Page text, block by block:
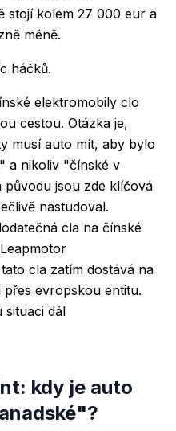
stojí kolem 27 000 eur a
méně.
háčků.
elektromobily clo
cestou. Otázka je,
musí auto mít, aby bylo
a nikoliv "čínské v
původu jsou zde klíčová
nastudoval.
cla na čínské
cla zatím dostává na
evropskou entitu.
situaci dál
kdy je auto